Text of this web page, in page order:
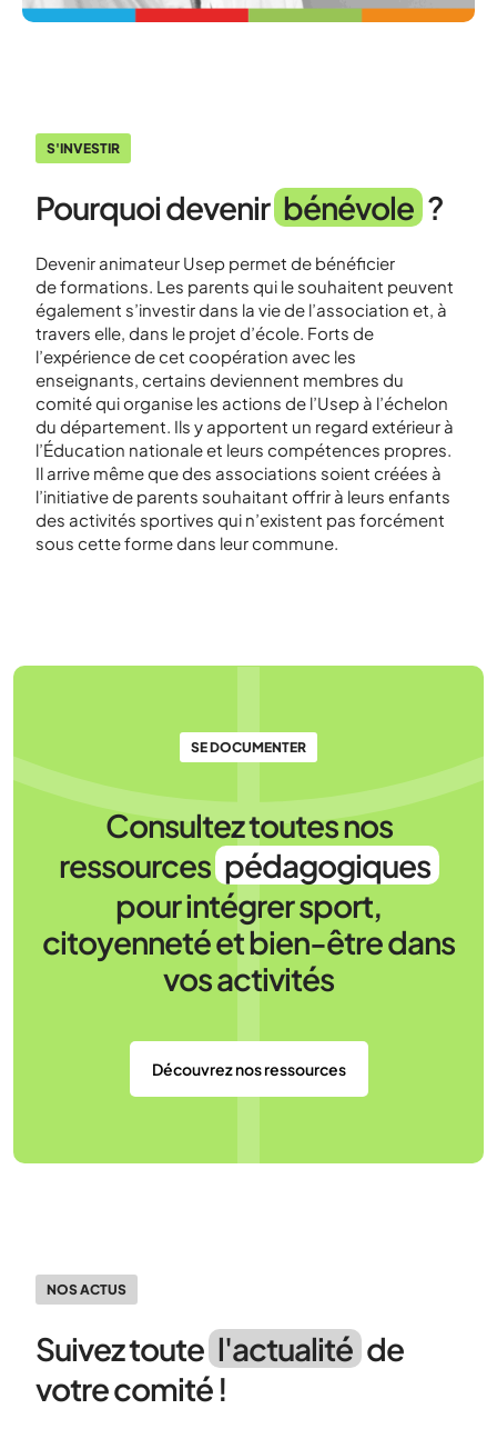
S'INVESTIR
Pourquoi devenir bénévole ?
Devenir animateur Usep permet de bénéficier
deformations. Les parents qui le souhaitent peuvent
également s’investir dans la vie de l’association et, à
travers elle, dans le projet d’école. Forts de
l’expérience de cet coopération avec les
enseignants, certains deviennent membres du
comité qui organise les actions de l’Usep à l’échelon
du département. Ils y apportent un regard extérieur à
l’Éducation nationale et leurs compétences propres.
Il arrive même que des associations soient créées à
l’initiative de parents souhaitant offrir à leurs enfants
des activités sportives qui n’existent pas forcément
sous cette forme dans leur commune.
SE DOCUMENTER
Consultez toutes nos
ressources pédagogiques
pour intégrer sport,
citoyenneté et bien-être dans
vos activités
Découvrez nos ressources
NOS ACTUS
Suivez toute l'actualité de
votre comité !